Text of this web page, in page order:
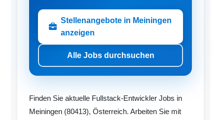
Stellenangebote in Meiningen
anzeigen
Alle Jobs durchsuchen
Finden Sie aktuelle Fullstack-Entwickler Jobs in
Meiningen (80413), Österreich. Arbeiten Sie mit